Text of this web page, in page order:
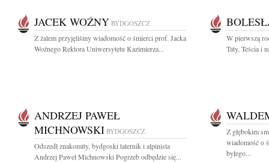
JACEK WOŹNY BYDGOSZCZ
Z żalem przyjęliśmy wiadomość o śmierci prof. Jacka
Woźnego Rektora Uniwersytetu Kazimierza...
W pierwszą
Taty, Teścia i
ANDRZEJ PAWEŁ
MICHNOWSKI BYDGOSZCZ
Odszedł znakomity, bydgoski taternik i alpinista
Andrzej Paweł Michnowski Pogrzeb odbędzie się...
Z głębokim
wiadomość o
byłego...